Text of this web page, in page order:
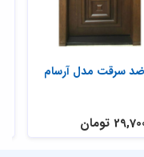
سرقت مدل آرسام
تومان